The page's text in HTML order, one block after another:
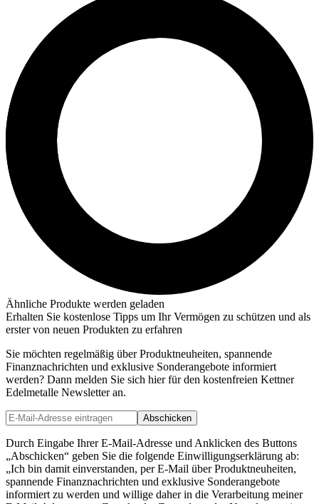
Ähnliche Produkte werden geladen
Erhalten Sie kostenlose Tipps um Ihr Vermögen zu schützen und als
erster von neuen Produkten zu erfahren
Sie möchten regelmäßig über Produktneuheiten, spannende
Finanznachrichten und exklusive Sonderangebote informiert
werden? Dann melden Sie sich hier für den kostenfreien Kettner
Edelmetalle Newsletter an.
Abschicken
Durch Eingabe Ihrer E-Mail-Adresse und Anklicken des Buttons
„Abschicken“ geben Sie die folgende Einwilligungserklärung ab:
„Ich bin damit einverstanden, per E-Mail über Produktneuheiten,
spannende Finanznachrichten und exklusive Sonderangebote
informiert zu werden und willige daher in die Verarbeitung meiner